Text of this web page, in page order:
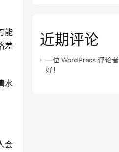
能
差
水
会
近期评论
一位 WordPress 评论者
好！